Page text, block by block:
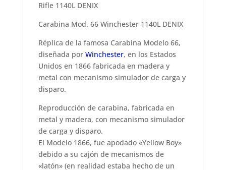
Rifle 1140L DENIX
Carabina Mod. 66 Winchester 1140L DENIX
Réplica de la famosa Carabina Modelo 66,
diseñada por Winchester, en los Estados
Unidos en 1866 fabricada en madera y
metal con mecanismo simulador de carga y
disparo.
Reproducción de carabina, fabricada en
metal y madera, con mecanismo simulador
de carga y disparo.
El Modelo 1866, fue apodado «Yellow Boy»
debido a su cajón de mecanismos de
«latón» (en realidad estaba hecho de un